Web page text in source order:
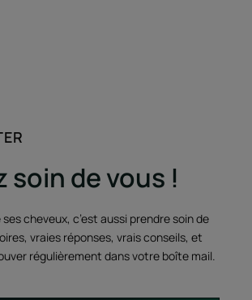
soin de vous !
cheveux, c’est aussi prendre soin de
vraies réponses, vrais conseils, et
régulièrement dans votre boîte mail.